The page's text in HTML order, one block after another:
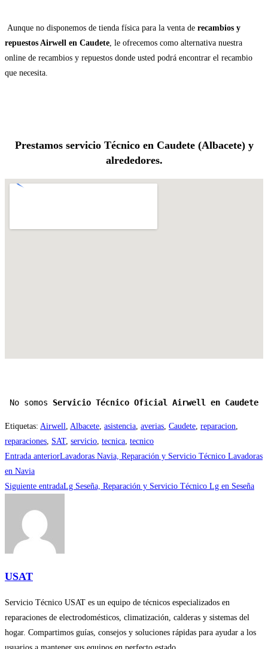
Aunque no disponemos de tienda física para la venta de recambios y
repuestos Airwell en Caudete, le ofrecemos como alternativa nuestra
online de recambios y repuestos donde usted podrá encontrar el recambio
que necesita.
Prestamos servicio Técnico en Caudete (Albacete) y
alrededores.
No somos Servicio Técnico Oficial Airwell en Caudete
Etiquetas: Airwell, Albacete, asistencia, averias, Caudete, reparacion,
reparaciones, SAT, servicio, tecnica, tecnico
Leer
más
artículos
Entrada anteriorLavadoras Navia, Reparación y Servicio Técnico Lavadoras
en Navia
Siguiente entradaLg Seseña, Reparación y Servicio Técnico Lg en Seseña
USAT
Servicio Técnico USAT es un equipo de técnicos especializados en
reparaciones de electrodomésticos, climatización, calderas y sistemas del
hogar. Compartimos guías, consejos y soluciones rápidas para ayudar a los